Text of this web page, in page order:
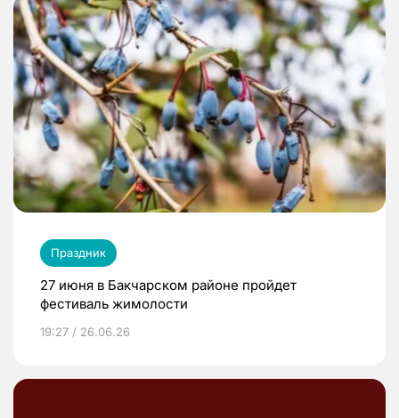
Праздник
27 июня в Бакчарском районе пройдет
фестиваль жимолости
19:27 / 26.06.26